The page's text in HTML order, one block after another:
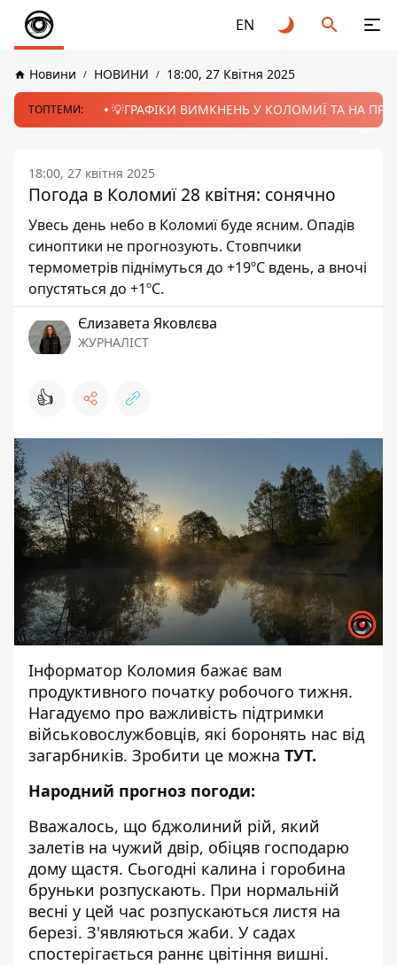
EN
Новини НОВИНИ 18:00, 27 Квітня 2025
ТОПТЕМИ: 💡ГРАФІКИ ВИМКНЕНЬ У КОЛОМИЇ ТА НА
18:00, 27 квітня 2025
Погода в Коломиї 28 квітня: сонячно
Увесь день небо в Коломиї буде ясним. Опадів
синоптики не прогнозують. Стовпчики
термометрів піднімуться до +19ºС вдень, а вночі
опустяться до +1ºС.
Єлизавета Яковлєва
ЖУРНАЛІСТ
👍
Інформатор Коломия бажає вам
продуктивного початку робочого тижня.
Нагадуємо про важливість підтримки
військовослужбовців, які боронять нас від
загарбників. Зробити це можна ТУТ.
Народний прогноз погоди:
Вважалось, що бджолиний рій, який
залетів на чужий двір, обіцяв господарю
дому щастя. Сьогодні калина і горобина
бруньки розпускають. При нормальній
весні у цей час розпускаються листя на
березі. З'являються жаби. У садах
спостерігається раннє цвітіння вишні.